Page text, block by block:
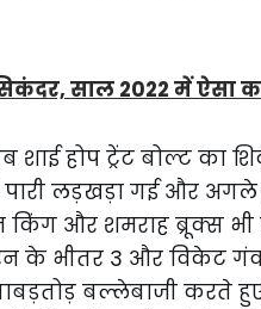
साल 2022 में ऐसा
शाई होप ट्रेंट बोल्ट का
लड़खड़ा गई और अगले
और शमराह ब्रूक्स
के भीतर 3 और विकेट
बल्लेबाजी करते